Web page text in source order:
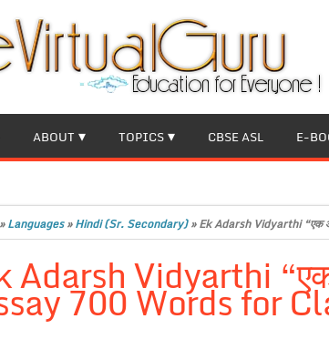
ABOUT TOPICS CBSE ASL E-
Languages»Hindi (Sr. Secondary)»Ek Adarsh Vidyarthi “एक
Adarsh Vidyarthi “एक
700 Words for